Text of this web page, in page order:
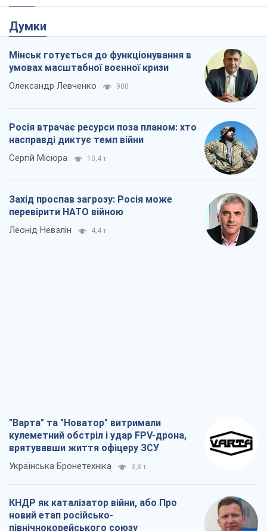
Думки
Мінськ готується до функціонування в
умовах масштабної воєнної кризи
Олександр Левченко 900
Росія втрачає ресурси поза планом: хто
насправді диктує темп війни
Сергій Місюра 10,4 т.
Захід проспав загрозу: Росія може
перевірити НАТО війною
Леонід Невзлін 4,4 т.
"Варта" та "Новатор" витримали
кулеметний обстріл і удар FPV-дрона,
врятувавши життя офіцеру ЗСУ
Українська Бронетехніка 3,8 т.
КНДР як каталізатор війни, або Про
новий етап російсько-
північнокорейського союзу